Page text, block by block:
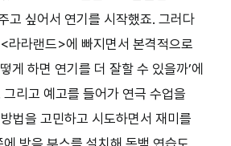
고 싶어서 연기를 시작했죠. 그러다
라라랜드>에 빠지면서 본격적으로
떻게 하면 연기를 더 잘할 수 있을까’에
리고 예고를 들어가 연극 수업을
법을 고민하고 시도하면서 재미를